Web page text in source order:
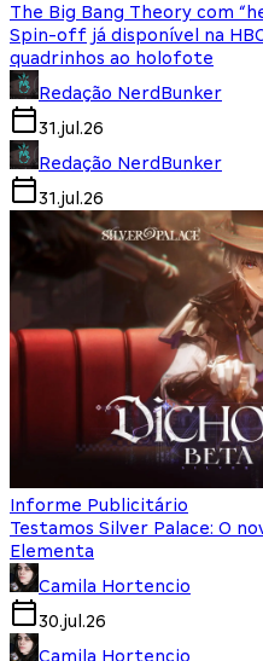
The Big Bang Theory com
Spin-off já disponível na
quadrinhos ao holofote
Redação NerdBunker
31.jul.26
Redação NerdBunker
31.jul.26
Informe Publicitário
Testamos Silver Palace: O
Elementa
Camila Hortencio
30.jul.26
Camila Hortencio